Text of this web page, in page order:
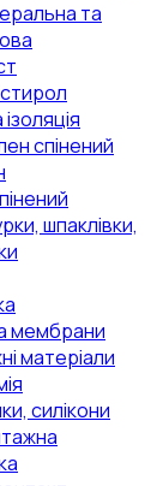
та
спінений
шпаклівки,
мембрани
матеріали
силікони